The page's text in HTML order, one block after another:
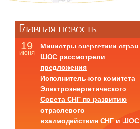
Главная новость
19
июня
Министры энергетики стран
ШОС рассмотрели
предложения
Исполнительного комитета
Электроэнергетического
Совета СНГ по развитию
отраслевого
взаимодействия СНГ и ШОС